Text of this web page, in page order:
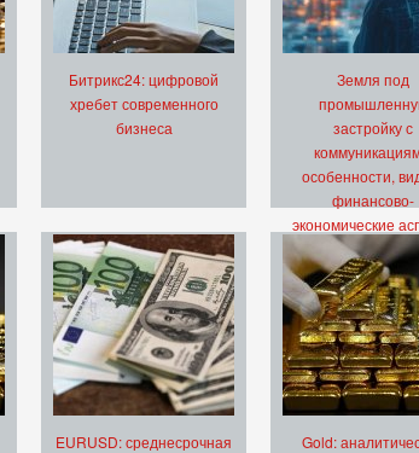
Битрикс24: цифровой
хребет современного
бизнеса
Земля под
застройку с
особенности,
финансово-
экономические
EURUSD: среднесрочная
Gold: